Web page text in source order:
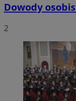
Dowody
2